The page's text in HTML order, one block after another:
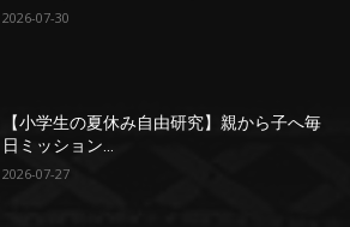
2026-07-30
【小学生の夏休み自由研究】親から子へ毎
日ミッション...
2026-07-27